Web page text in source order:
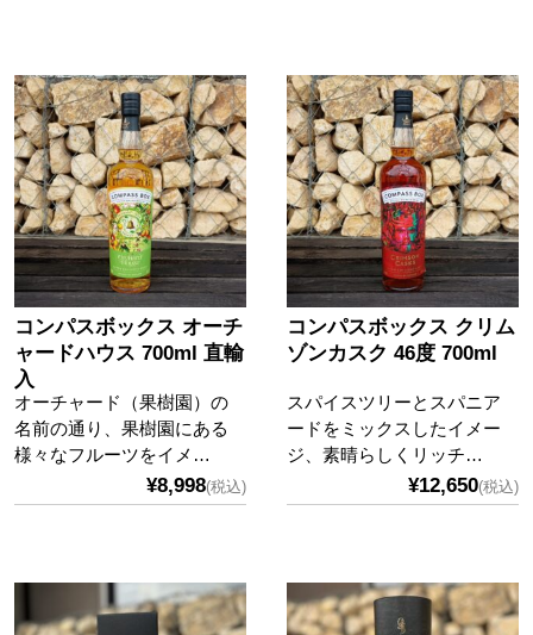
コンパスボックス オーチ
ャードハウス 700ml 直輸
入
オーチャード（果樹園）の
名前の通り、果樹園にある
様々なフルーツをイメ…
¥8,998(税込)
コンパスボックス クリム
ゾンカスク 46度 700ml
スパイスツリーとスパニア
ードをミックスしたイメー
ジ、素晴らしくリッチ…
¥12,650(税込)